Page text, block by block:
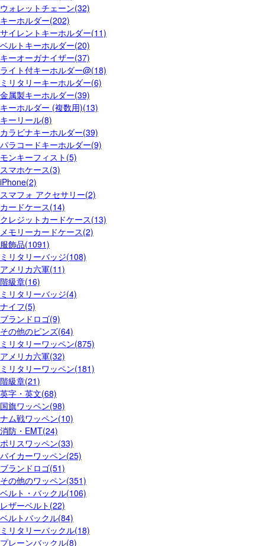
ウォレットチェーン(32)
キーホルダー(202)
サイレントキーホルダー(11)
ベルトキーホルダー(20)
キーオーガナイザー(37)
ライト付キーホルダー@(18)
ミリタリーキーホルダー(6)
金属製キーホルダー(39)
キーホルダー (複数用)(13)
キーリール(8)
カラビナキーホルダー(39)
パラコードキーホルダー(9)
モンキーフィスト(5)
スマホケース(3)
iPhone(2)
スマフォ アクセサリー(2)
カードケース(14)
クレジットカードケース(13)
メモリーカードケース(2)
服飾品(1091)
ミリタリーバッジ(108)
アメリカ六軍(11)
階級章(16)
ミリタリーバッジ(4)
ナイフ(5)
ブランドロゴ(9)
その他のピンズ(64)
ミリタリーワッペン(875)
アメリカ六軍(32)
ミリタリーワッペン(181)
階級章(21)
英字・英文(68)
国旗ワッペン(98)
ナム戦ワッペン(10)
消防・EMT(24)
ポリスワッペン(33)
バイカーワッペン(25)
ブランドロゴ(51)
その他のワッペン(351)
ベルト・バックル(106)
レザーベルト(22)
ベルトバックル(84)
ミリタリーバックル(18)
プレーンバックル(8)